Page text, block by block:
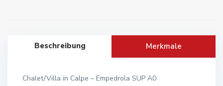
Beschreibung Merkmale
Chalet/Villa in Calpe – Empedrola SUP A0